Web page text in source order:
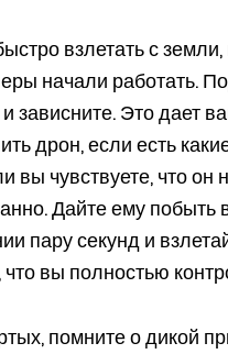
взлетать с земли,
начали работать.
зависните. Это дает
дрон, если есть
вы чувствуете, что он
Дайте ему побыть
пару секунд и
что вы полностью
помните о дикой